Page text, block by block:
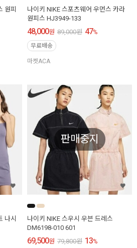
원피
나이키 NIKE 스포츠웨어 우먼스 카라
원피스 HJ3949-133
48,000원 89,000원 47%
무료배송
마켓ACA
나시
판매중지
나이키 NIKE 스우시 우븐 드레스
DM6198-010 601
69,500원 79,800원 13%